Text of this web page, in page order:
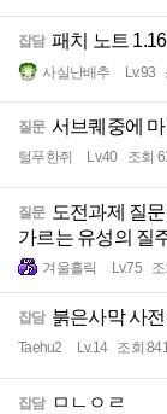
잡담 패치 노트 1.16
사실난배추 Lv.93
질문 서브퀘중에
털푸한쥐 Lv.40 조회
질문 도전과제 질
가르는 유성의 질
겨울홀릭 Lv.75
잡담 붉은사막 사
Taehu2 Lv.14 조회
잡담 ㅁㄴㅇㄹ